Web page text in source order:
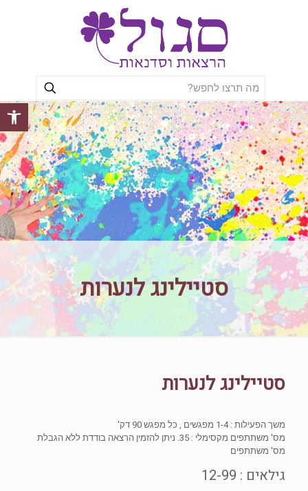
פתח
סטיילינג לנערות
סטיילינג לנערות
משך הפעילות : 1-4 מפגשים , כל מפגש 90 דק'
מס' משתתפים מקסימלי : 35. ניתן להזמין הרצאה בודדת ללא הגבלת
מס' משתתפים
גילאים : 12-99